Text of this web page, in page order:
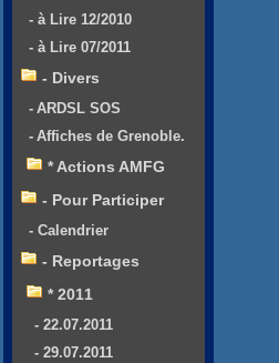
- à Lire 12/2010
- à Lire 07/2011
- Divers
- ARDSL SOS
- Affiches de Grenoble.
* Actions AMFG
- Pour Participer
- Calendrier
- Reportages
* 2011
- 22.07.2011
- 29.07.2011